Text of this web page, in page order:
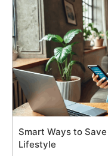
Smart Ways to
Lifestyle